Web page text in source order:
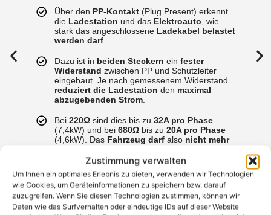
Zustimmung verwalten
Um Ihnen ein optimales Erlebnis zu bieten, verwenden wir Technologien
wie Cookies, um Geräteinformationen zu speichern bzw. darauf
zuzugreifen. Wenn Sie diesen Technologien zustimmen, können wir
Daten wie das Surfverhalten oder eindeutige IDs auf dieser Website
Über den PP-Kontakt (Plug Present) erkennt
die Ladestation und das Elektroauto , wie
stark das angeschlossene Ladekabel belastet
werden darf
Dazu ist in beiden Steckern einfester
Widerstand zwischen PP und Schutzleiter
eingebaut. Je nach gemessenem Widerstand
reduziert die Ladestation den maximal
abzugebenden Strom
Bei220Ω sind dies bis zu32A pro Phase
(7,4kW) und bei680Ω bis zu20A pro Phase
(4,6kW). Das Fahrzeug darf also nicht mehr
technisch zulässt.